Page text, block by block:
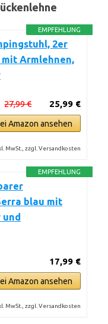
EMPFEHLUNG
2er
Armlehnen,
25,99 €
27,99 €
Amazon ansehen
MwSt., zzgl. Versandkosten
EMPFEHLUNG
blau mit
17,99 €
Amazon ansehen
MwSt., zzgl. Versandkosten